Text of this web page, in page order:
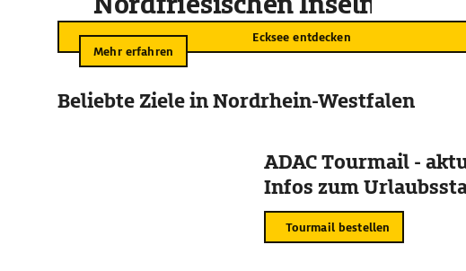
Ecksee entdecken
Mehr erfahren
Beliebte Ziele in Nordrhein-Westfalen
ADAC Tourmail -
Infos zum
Tourmail bestellen